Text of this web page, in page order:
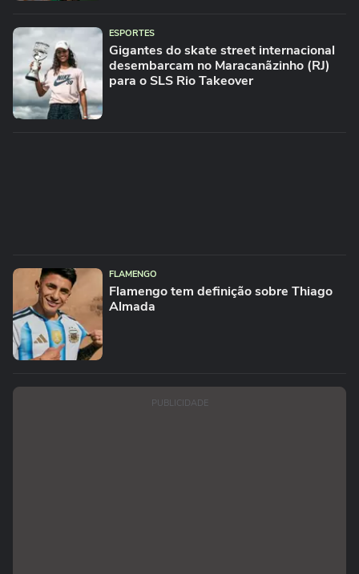
ESPORTES
Gigantes do skate street internacional
desembarcam no Maracanãzinho (RJ)
para o SLS Rio Takeover
FLAMENGO
Flamengo tem definição sobre Thiago
Almada
PUBLICIDADE